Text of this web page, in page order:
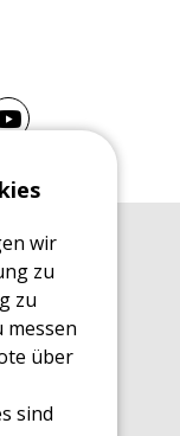
wir
zu
zu
messen
über
sind